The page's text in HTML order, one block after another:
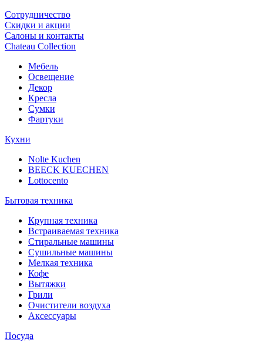
Сотрудничество
Скидки и акции
Салоны и контакты
Chateau Collection
Мебель
Освещение
Декор
Кресла
Сумки
Фартуки
Кухни
Nolte Kuchen
BEECK KUECHEN
Lottocento
Бытовая техника
Крупная техника
Встраиваемая техника
Стиральные машины
Сушильные машины
Мелкая техника
Кофе
Вытяжки
Грили
Очистители воздуха
Аксессуары
Посуда